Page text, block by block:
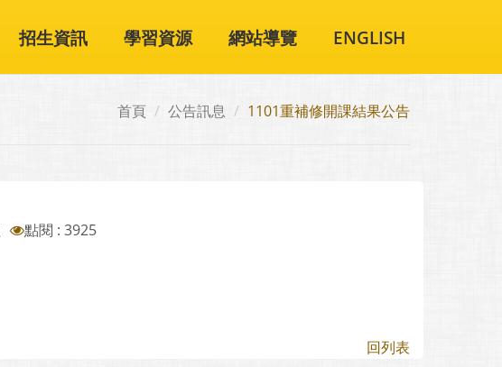
招生資訊 學習資源 網站導覽 ENGLISH
首頁 公告訊息 1101重補修開課結果公告
點閱 : 3925
回列表